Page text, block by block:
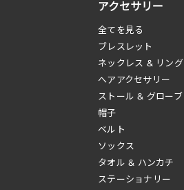
アクセサリー
全てを見る
ブレスレット
ネックレス & リング
へアアクセサリー
ストール & グローブ
帽子
ベルト
ソックス
タオル & ハンカチ
ステーショナリー